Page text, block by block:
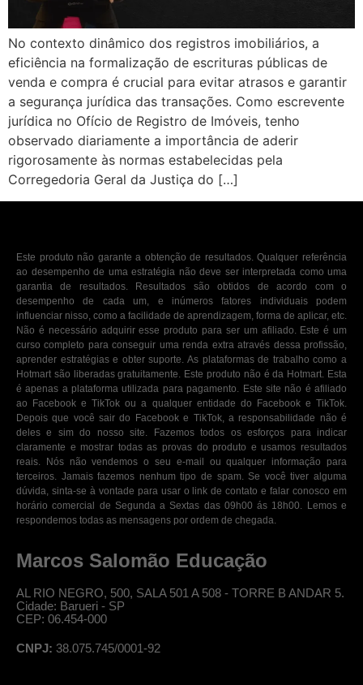
No contexto dinâmico dos registros imobiliários, a
eficiência na formalização de escrituras públicas de
venda e compra é crucial para evitar atrasos e garantir
a segurança jurídica das transações. Como escrevente
jurídica no Ofício de Registro de Imóveis, tenho
observado diariamente a importância de aderir
rigorosamente às normas estabelecidas pela
Corregedoria Geral da Justiça do […]
Este produto não garante a obtenção de resultados. Qualquer referência
ao desempenho de uma estratégia não deve ser interpretada como uma
garantia de resultados. Resultados são obtidos de acordo com o
desempenho de cada um, e inúmeros fatores individuais podem
influenciar nisso, como a facilidade de aprendizagem, forma de aplicar, etc.
Não é necessário adquirir esse produto para ser um afiliado. Este é um
curso completo para conseguir uma renda extra através dessa profissão,
aprender estratégias e obter suporte. As plataformas de trabalho como a
Hotmart são liberadas gratuitamente. Este produto não é da Hotmart. Esta
é apenas a plataforma utilizada para pagamento. Este site não é afiliado
ao Facebook e TikTok ou a qualquer entidade do Facebook e TikTok.
Depois que você sair do Facebook e TikTok, a responsabilidade não é
deles e sim do nosso site. Fazemos todos os esforços para indicar
claramente e mostrar todas as provas do produto e usamos resultados
reais. Nós não vendemos o seu e-mail ou qualquer informação para
terceiros. Jamais fazemos nenhum tipo de spam. Se você tiver alguma
dúvida, sinta-se à vontade para usar o link de contato e falar conosco em
horário comercial de Segunda a Sextas das 09h00 ás 18h00. Lemos e
respondemos todas as mensagens por ordem de chegada.
Marcos Salomão Educação
AL RIO NEGRO, 500, SALA 501 A 508 - TORRE B ANDAR 5.
Cidade: Barueri - SP
CEP: 06.454-000
CNPJ: 38.075.745/0001-92